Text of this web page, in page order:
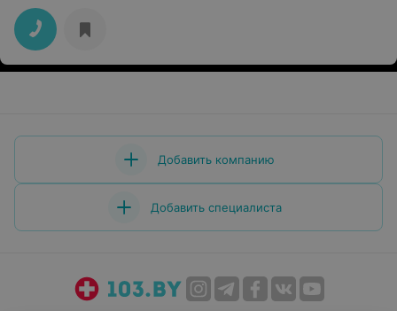
Добавить компанию
Добавить специалиста